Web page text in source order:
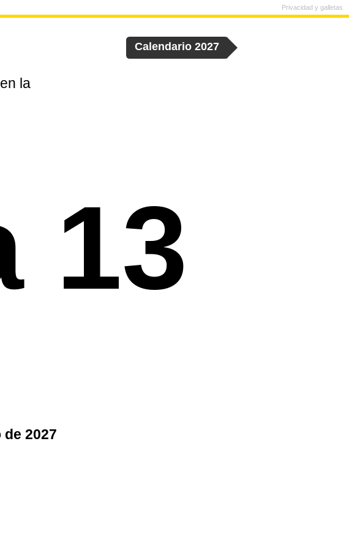
la
13
de 2027
Calendario 2027
Privacidad y galletas